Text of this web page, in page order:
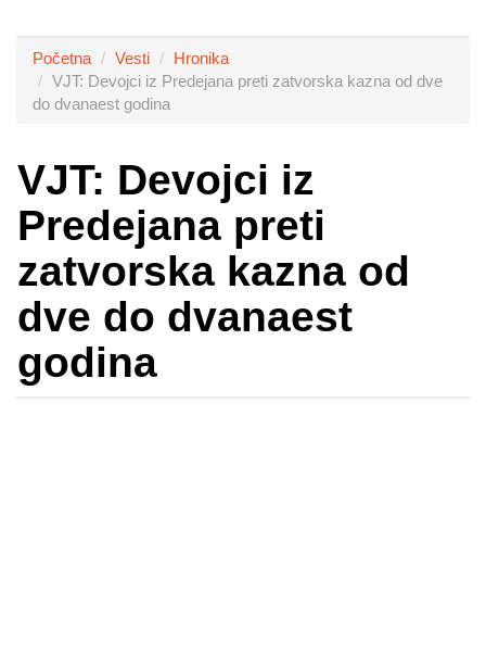
Početna Vesti
Hronika
VJT: Devojci iz Predejana preti zatvorska kazna od dve
do dvanaest godina
VJT: Devojci iz
Predejana preti
zatvorska kazna od
dve do dvanaest
godina